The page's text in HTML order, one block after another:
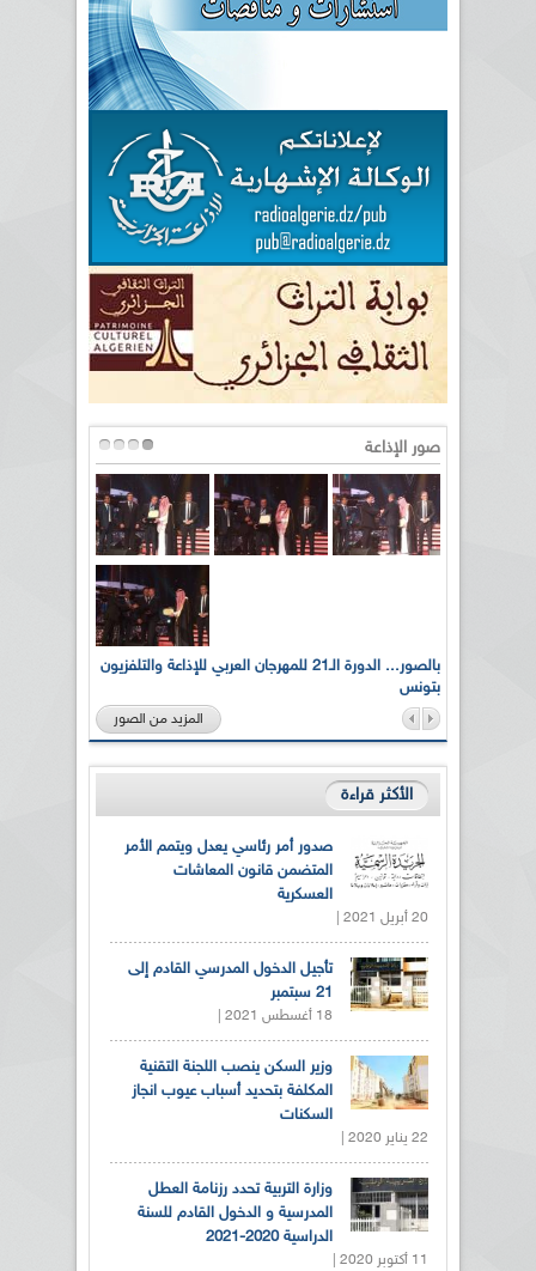
صور الإذاعة
بالصور... الدورة الـ21 للمهرجان العربي للإذاعة والتلفزيون
بتونس
المزيد من الصور
الأكثر قراءة
صدور أمر رئاسي يعدل ويتمم الأمر
المتضمن قانون المعاشات
العسكرية
20 أبريل 2021 |
تأجيل الدخول المدرسي القادم إلى
21 سبتمبر
18 أغسطس 2021 |
وزير السكن ينصب اللجنة التقنية
المكلفة بتحديد أسباب عيوب انجاز
السكنات
22 يناير 2020 |
وزارة التربية تحدد رزنامة العطل
المدرسية و الدخول القادم للسنة
الدراسية 2020-2021
11 أكتوبر 2020 |